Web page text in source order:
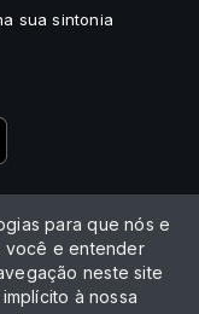
sua sintonia
para que nós e
você e entender
neste site
à nossa